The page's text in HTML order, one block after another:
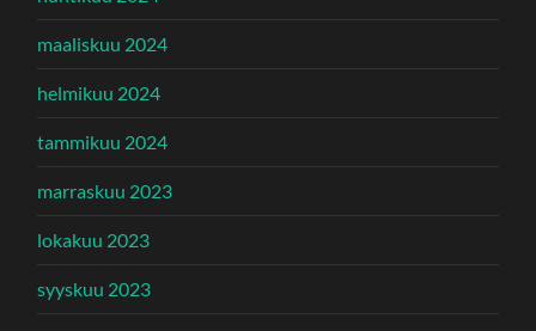
maaliskuu 2024
helmikuu 2024
tammikuu 2024
marraskuu 2023
lokakuu 2023
syyskuu 2023